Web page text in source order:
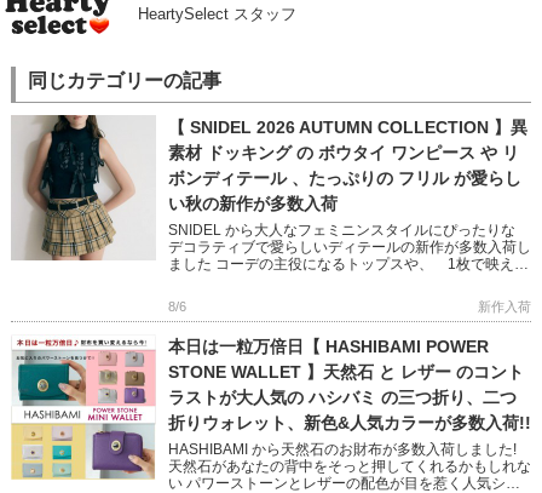
HeartySelect スタッフ
同じカテゴリーの記事
【 SNIDEL 2026 AUTUMN COLLECTION 】異
素材 ドッキング の ボウタイ ワンピース や リ
ボンディテール 、たっぷりの フリル が愛らし
い秋の新作が多数入荷
SNIDEL から大人なフェミニンスタイルにぴったりな
デコラティブで愛らしいディテールの新作が多数入荷し
ました コーデの主役になるトップスや、 1枚で映える
8/6 新作入荷
本日は一粒万倍日【 HASHIBAMI POWER
STONE WALLET 】天然石 と レザー のコント
ラストが大人気の ハシバミ の三つ折り、二つ
折りウォレット、新色&人気カラーが多数入荷!!
HASHIBAMI から天然石のお財布が多数入荷しました!
天然石があなたの背中をそっと押してくれるかもしれな
い パワーストーンとレザーの配色が目を惹く人気シリ